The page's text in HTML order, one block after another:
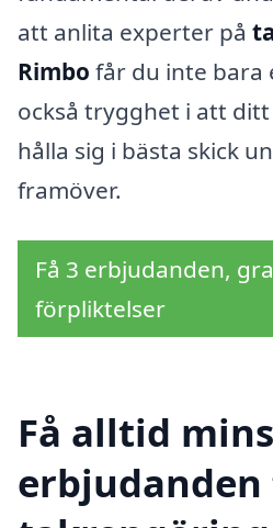
att anlita experter på
Rimbo får du inte
också trygghet i att
hålla sig i bästa skick
framöver.
Få 3 erbjudanden,
förpliktelser
Få alltid